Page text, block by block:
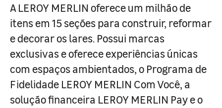
A LEROY MERLIN oferece um milhão de
itens em 15 seções para construir, reformar
e decorar os lares. Possui marcas
exclusivas e oferece experiências únicas
com espaços ambientados, o Programa de
Fidelidade LEROY MERLIN Com Você, a
solução financeira LEROY MERLIN Pay e o